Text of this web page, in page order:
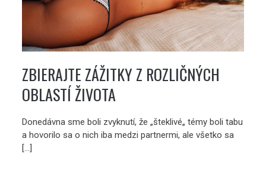
ZBIERAJTE ZÁŽITKY Z ROZLIČNÝCH
OBLASTÍ ŽIVOTA
Donedávna sme boli zvyknutí, že „šteklivé„ témy boli tabu
a hovorilo sa o nich iba medzi partnermi, ale všetko sa
[…]